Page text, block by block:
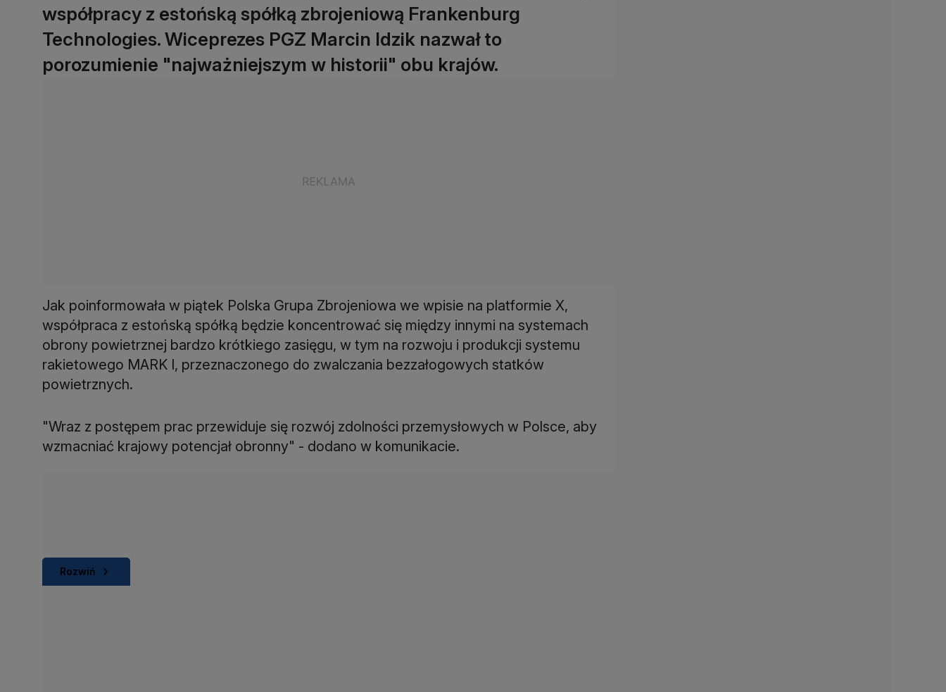
współpracy z estońską spółką zbrojeniową Frankenburg
Technologies. Wiceprezes PGZ Marcin Idzik nazwał to
porozumienie "najważniejszym w historii" obu krajów.
Jak poinformowała w piątek Polska Grupa Zbrojeniowa we wpisie na platformie X,
współpraca z estońską spółką będzie koncentrować się między innymi na systemach
obrony powietrznej bardzo krótkiego zasięgu, w tym na rozwoju i produkcji systemu
rakietowego MARK I, przeznaczonego do zwalczania bezzałogowych statków
powietrznych.
"Wraz z postępem prac przewiduje się rozwój zdolności przemysłowych w Polsce, aby
wzmacniać krajowy potencjał obronny" - dodano w komunikacie.
Rozwiń